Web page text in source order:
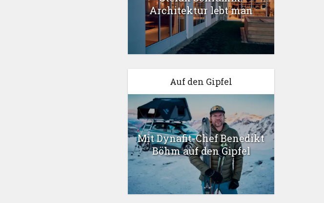
Architektur lebt man
Auf den Gipfel
Mit Dynafit-Chef Benedikt
Böhm auf den Gipfel